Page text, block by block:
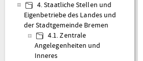
4. Staatliche Stellen und
Eigenbetriebe des Landes und
der Stadtgemeinde Bremen
4.1. Zentrale
Angelegenheiten und
Inneres